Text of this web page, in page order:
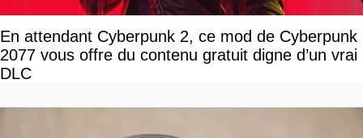
En attendant Cyberpunk 2, ce mod de Cyberpunk
2077 vous offre du contenu gratuit digne d’un vrai
DLC